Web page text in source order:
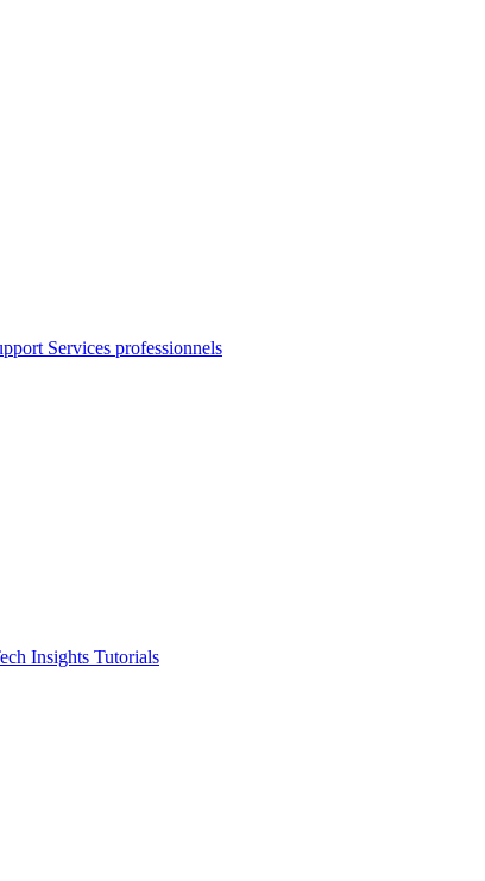
Services professionnels
Insights Tutorials